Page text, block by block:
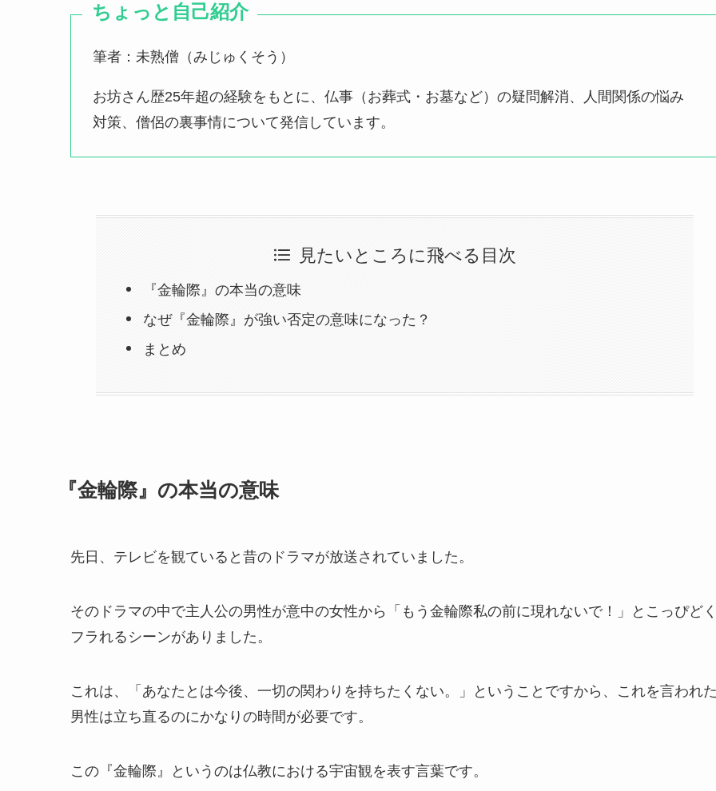
ちょっと自己紹介
筆者：未熟僧（みじゅくそう）
お坊さん歴25年超の経験をもとに、仏事（お葬式・お墓など）の疑問解消、人間関係の悩み
対策、僧侶の裏事情について発信しています。
見たいところに飛べる目次
『金輪際』の本当の意味
なぜ『金輪際』が強い否定の意味になった？
まとめ
『金輪際』の本当の意味
先日、テレビを観ていると昔のドラマが放送されていました。
そのドラマの中で主人公の男性が意中の女性から「もう金輪際私の前に現れないで！」とこっぴど
フラれるシーンがありました。
これは、「あなたとは今後、一切の関わりを持ちたくない。」ということですから、これを言われ
男性は立ち直るのにかなりの時間が必要です。
この『金輪際』というのは仏教における宇宙観を表す言葉です。